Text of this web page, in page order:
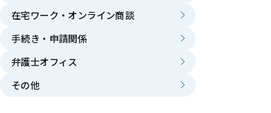
在宅ワーク・オンライン商談
手続き・申請関係
弁護士オフィス
その他